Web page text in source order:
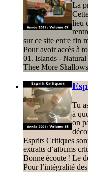
La
lieu
sur ce site entre fin
Pour avoir accès à
01. Islands -
Thee More
Tu
à
on
Esprits Critiques
extraits d’albums
Bonne écoute ! Le
Pour l’intégralité